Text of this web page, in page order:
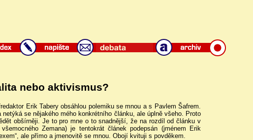
nebo aktivismus?
Erik Tabery obsáhlou polemiku se mnou a s Pavlem Šafrem.
netýká se nějakého mého konkrétního článku, ale úplně všeho. Proto
obšírněji. Je to pro mne o to snadnější, že na rozdíl od článku v
Zemana) je tentokrát článek podepsán (jménem Erik
ale přímo a jmenovitě se mnou. Obojí kvituji s povděkem.